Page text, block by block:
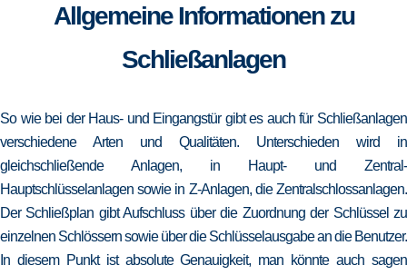
Allgemeine Informationen zu
Schließanlagen
So wie bei der Haus- und Eingangstür gibt es auch für Schließanlagen
verschiedene Arten und Qualitäten. Unterschieden wird in
gleichschließende Anlagen, in Haupt- und Zentral-
Hauptschlüsselanlagen sowie in Z-Anlagen, die Zentralschlossanlagen.
Der Schließplan gibt Aufschluss über die Zuordnung der Schlüssel zu
einzelnen Schlössern sowie über die Schlüsselausgabe an die Benutzer.
In diesem Punkt ist absolute Genauigkeit, man könnte auch sagen